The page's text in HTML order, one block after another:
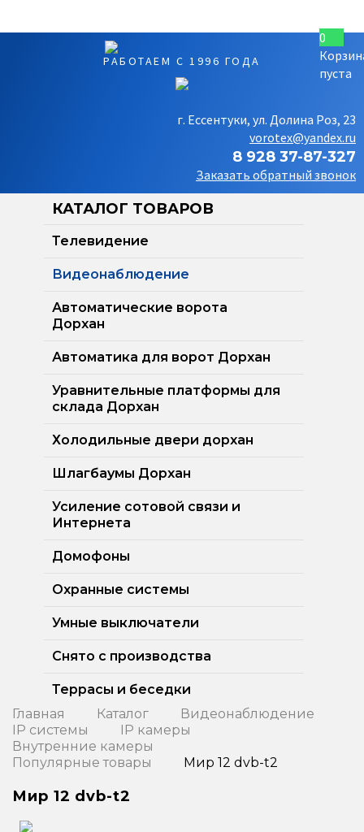
РАБОТАЕМ С 1996 ГОДА
г. Ессентуки, ул. Долина Роз, 23
vorotex@yandex.ru
8 928 37-87-327
Заказать обратный звонок
0
пуста
КАТАЛОГ ТОВАРОВ
Телевидение
Видеонаблюдение
Автоматические ворота
Дорхан
Автоматика для ворот Дорхан
Уравнительные платформы для
склада Дорхан
Холодильные двери дорхан
Шлагбаумы Дорхан
Усиление сотовой связи и
Интернета
Домофоны
Охранные системы
Умные выключатели
Снято с производства
Террасы и беседки
Главная
Каталог
Видеонаблюдение
IP системы
IP камеры
Внутренние камеры
Популярные товары
Мир 12 dvb-t2
Мир 12 dvb-t2